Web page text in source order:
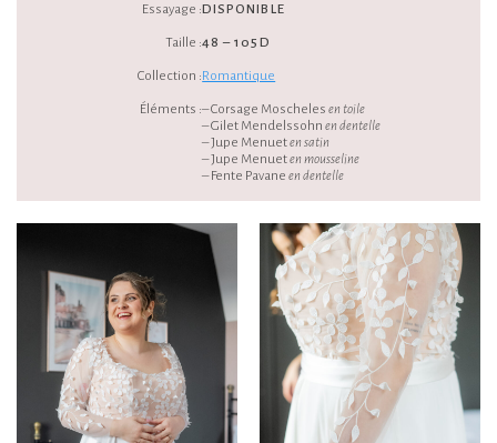
Essayage :
Taille :
Collection :
Éléments :
DISPONIBLE
48 – 105D
Romantique
– Corsage Moschelesen toile
– Gilet Mendelssohnen dentelle
– Jupe Menueten satin
– Jupe Menueten mousseline
– Fente Pavaneen dentelle